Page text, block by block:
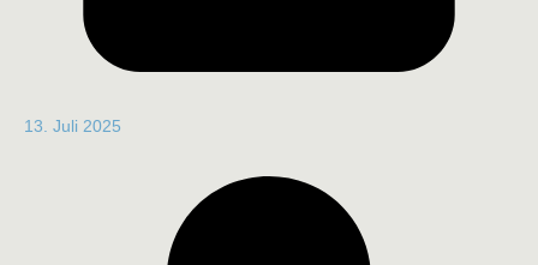
13. Juli 2025